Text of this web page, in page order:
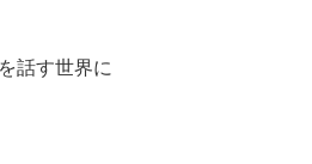
話す世界に